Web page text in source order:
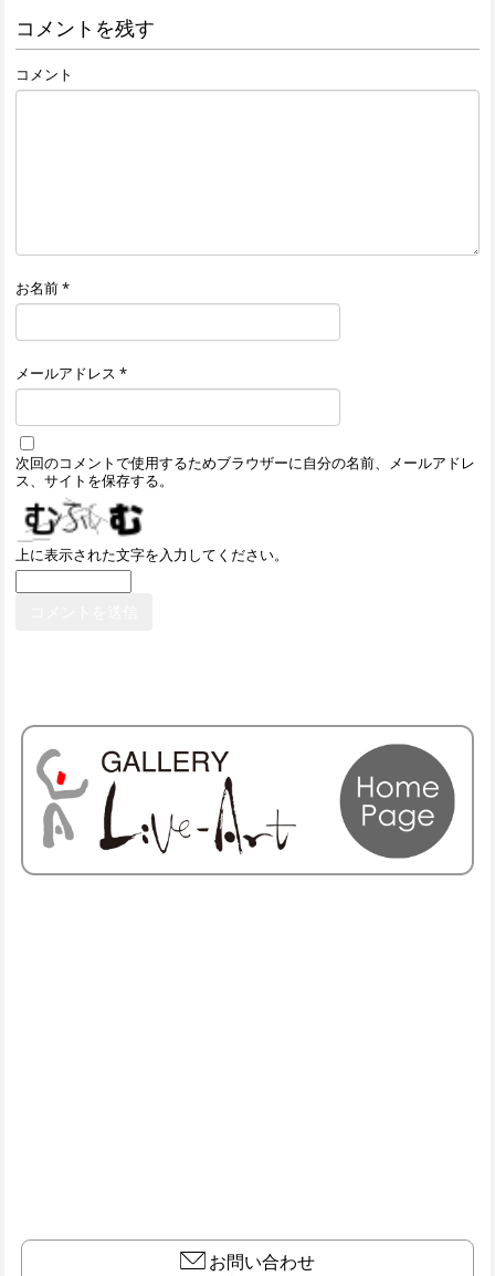
コメントを残す
コメント
お名前*
メールアドレス *
次回のコメントで使用するためブラウザーに自分の名前、メールアドレ
ス、サイトを保存する。
上に表示された文字を入力してください。
お問い合わせ